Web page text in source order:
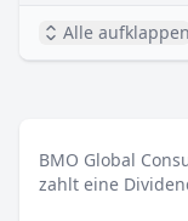
Alle aufklappen
BMO Global
zahlt eine